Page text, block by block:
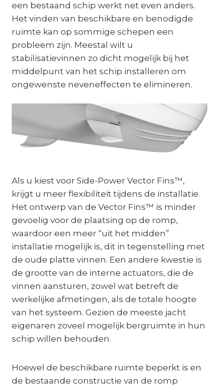
een bestaand schip werkt net even anders.
Het vinden van beschikbare en benodigde
ruimte kan op sommige schepen een
probleem zijn. Meestal wilt u
stabilisatievinnen zo dicht mogelijk bij het
middelpunt van het schip installeren om
ongewenste neveneffecten te elimineren.
Als u kiest voor Side-Power Vector Fins™,
krijgt u meer flexibiliteit tijdens de installatie.
Het ontwerp van de Vector Fins™ is minder
gevoelig voor de plaatsing op de romp,
waardoor een meer “uit het midden”
installatie mogelijk is, dit in tegenstelling met
de oude platte vinnen. Een andere kwestie is
de grootte van de interne actuators, die de
vinnen aansturen, zowel wat betreft de
werkelijke afmetingen, als de totale hoogte
van het systeem. Gezien de meeste jacht
eigenaren zoveel mogelijk bergruimte in hun
schip willen behouden.
Hoewel de beschikbare ruimte beperkt is en
de bestaande constructie van de romp